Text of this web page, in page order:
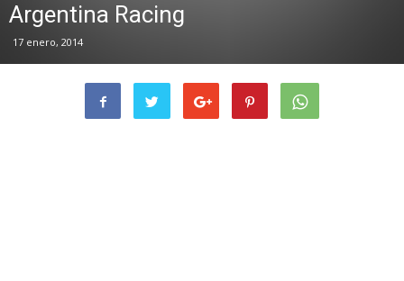
Argentina Racing
17 enero, 2014